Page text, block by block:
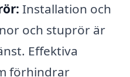
Installation och
och stuprör är
Effektiva
förhindrar